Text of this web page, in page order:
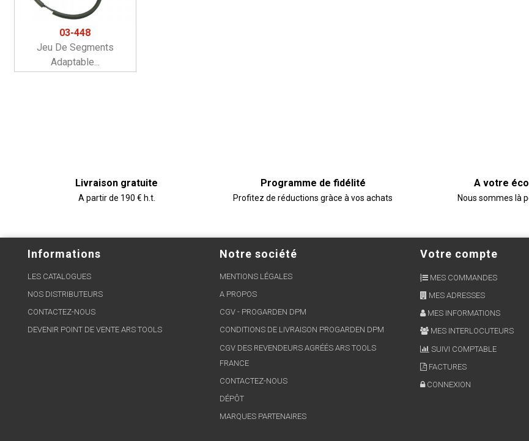
03-448
Jeu De Segments
Adaptable...
Livraison gratuite
A partir de 190 € h.t.
Programme de fidélité
Profitez de réductions gràce à vos achats
A votre
Nous sommes là
Informations
LES CATALOGUES
NOS DISTRIBUTEURS
CONTACTEZ-NOUS
DEVENIR POINT DE VENTE ARS TOOLS
Notre société
MENTIONS LÉGALES
A PROPOS
CGV - PROGARDEN DPM
CONDITIONS DE LIVRAISON PROGARDEN DPM
CGV DES REVENDEURS AGRÉÉS ARS TOOLS
FRANCE
CONTACTEZ-NOUS
DÉPÔT
MARQUES PARTENAIRES
Votre compte
MES COMMANDES
MES ADRESSES
MES INFORMATIONS
MES INTERLOCUTEURS
SUIVI COMPTABLE
FACTURES
CONNEXION